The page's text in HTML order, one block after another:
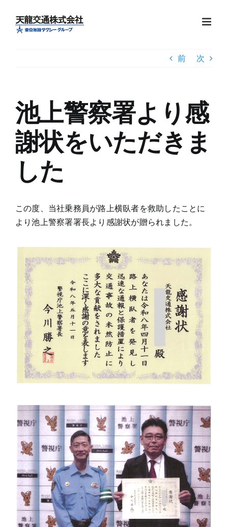
content
前 次
池上警察署より感
謝状をいただきま
した
この度、当社乗務員が路上横臥者を救助したことに
より池上警察署署長より感謝状が贈られました。